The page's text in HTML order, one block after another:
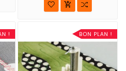

! BON PLAN !